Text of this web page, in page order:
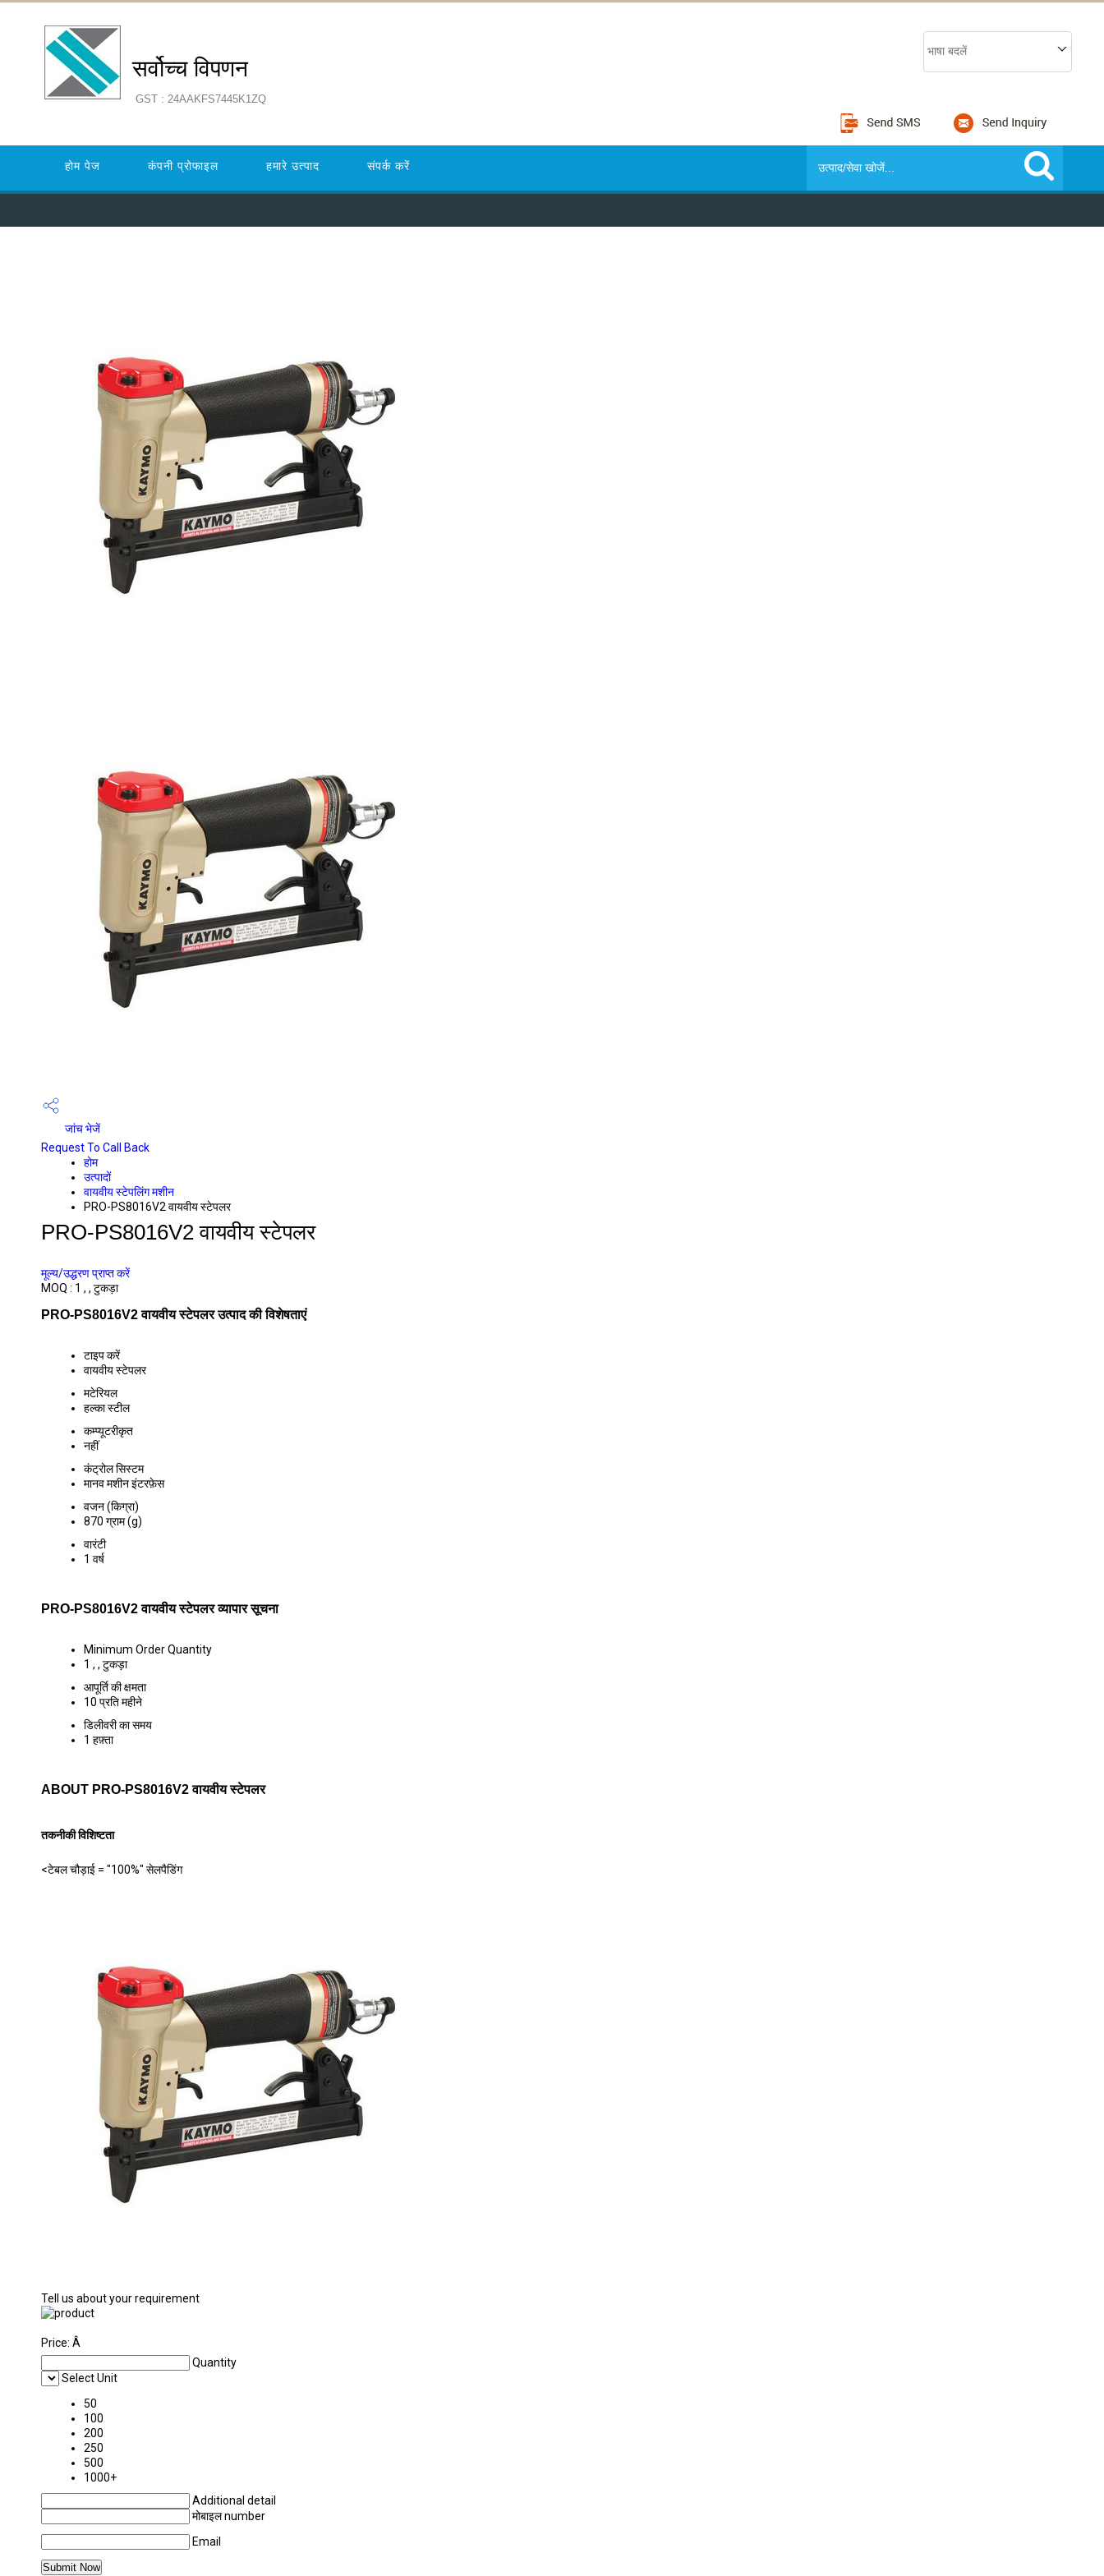
सर्वोच्च विपणन
GST : 24AAKFS7445K1ZQ
भाषा बदलें
होम पेज कंपनी प्रोफाइल हमारे उत्पाद संपर्क करें
जांच भेजें
Request To Call Back
होम
उत्पादों
वायवीय स्टेपलिंग मशीन
PRO-PS8016V2 वायवीय स्टेपलर
PRO-PS8016V2 वायवीय स्टेपलर
मूल्य/उद्धरण प्राप्त करें
MOQ : 1 , , टुकड़ा
PRO-PS8016V2 वायवीय स्टेपलर उत्पाद की विशेषताएं
टाइप करें
वायवीय स्टेपलर
मटेरियल
हल्का स्टील
कम्प्यूटरीकृत
नहीं
कंट्रोल सिस्टम
मानव मशीन इंटरफ़ेस
वजन (किग्रा)
870 ग्राम (g)
वारंटी
1 वर्ष
PRO-PS8016V2 वायवीय स्टेपलर व्यापार सूचना
Minimum Order Quantity
1 , , टुकड़ा
आपूर्ति की क्षमता
10 प्रति महीने
डिलीवरी का समय
1 हफ़्ता
ABOUT PRO-PS8016V2 वायवीय स्टेपलर
तकनीकी विशिष्टता
<टेबल चौड़ाई = "100%" सेलपैडिंग
Tell us about your requirement
Price: Â
Quantity
Select Unit
50
100
200
250
500
1000+
Additional detail
मोबाइल number
Email